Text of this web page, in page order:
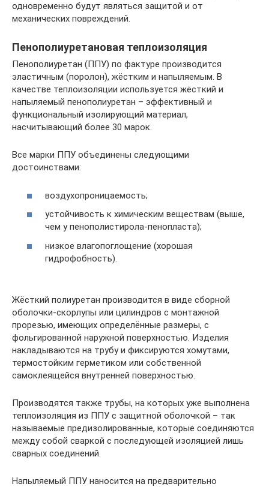
одновременно будут являться защитой и от
механических повреждений.
Пенополиуретановая теплоизоляция
Пенополиуретан (ППУ) по фактуре производится
эластичным (поролон), жёстким и напыляемым. В
качестве теплоизоляции используется жёсткий и
напыляемый пенополиуретан – эффективный и
функциональный изолирующий материал,
насчитывающий более 30 марок.
Все марки ППУ объединены следующими
достоинствами:
воздухопроницаемость;
устойчивость к химическим веществам (выше,
чем у пенополистирола-пенопласта);
низкое влагопоглощение (хорошая
гидрофобность).
Жёсткий полиуретан производится в виде сборной
оболочки-скорлупы или цилиндров с монтажной
прорезью, имеющих определённые размеры, с
фольгированной наружной поверхностью. Изделия
накладываются на трубу и фиксируются хомутами,
термостойким герметиком или собственной
самоклеящейся внутренней поверхностью.
Производятся также трубы, на которых уже выполнена
теплоизоляция из ППУ с защитной оболочкой – так
называемые предизолированные, которые соединяются
между собой сваркой с последующей изоляцией лишь
сварных соединений.
Напыляемый ППУ наносится на предварительно